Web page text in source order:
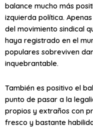
balance mucho más
izquierda política.
del movimiento sindical
haya registrado en el
populares sobreviven
inquebrantable.
También es positivo el
punto de pasar a la
propios y extraños con
fresco y bastante